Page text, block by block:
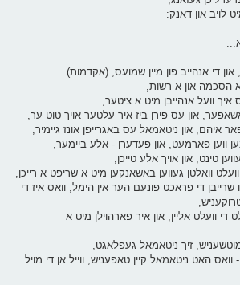
לויב און דאנק:
די אנהייב פון מיין שמועס, (אקדמות)
הסכמה און א רשות,
איך וועל אנהייבן מיט א ציטער,
און עס פירן ביז איר עלטער אויך טוט ער,
איהם, און ניטאמאל עס באגרייפן אונז גיימיר,
ווען פארמעט, און פעדערן - אלע ביימער,
טינט, און אויך אלע טייכן,
וועלט וואלטן געווען באשאנקען מיט א שריפט א רייכן,
שרייבן די פראכט פונעם הער אין הימל, וואס איז די
וועלט אליין, און איר פארהוילן מיט א
מוטשעניש, זיך ניטאמאל געפלאגט,
האט ניטאמאל קיין טאפעניש, ווייל אן די מויל